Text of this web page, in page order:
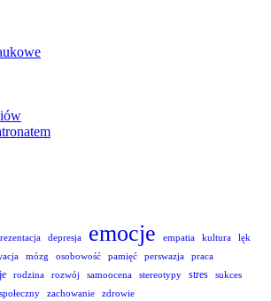
depresja emocje empatia kultura
lęk
mózg osobowość pamięć perswazja
praca
rodzina rozwój samoocena stereotypy stres sukces
zachowanie zdrowie